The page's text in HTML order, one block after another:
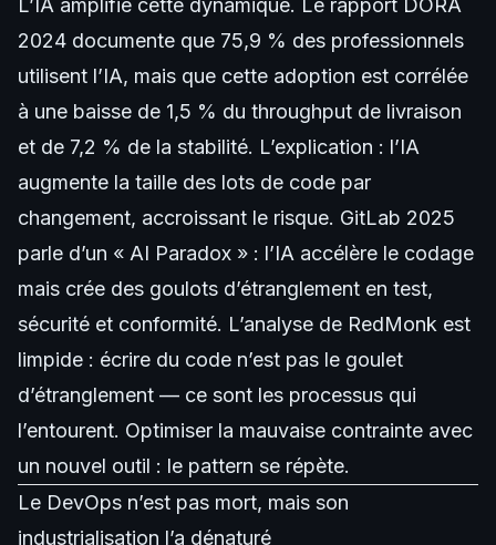
L’IA amplifie cette dynamique. Le rapport DORA
2024 documente que 75,9 % des professionnels
utilisent l’IA, mais que cette adoption est corrélée
à une baisse de 1,5 % du throughput de livraison
et de 7,2 % de la stabilité. L’explication : l’IA
augmente la taille des lots de code par
changement, accroissant le risque. GitLab 2025
parle d’un « AI Paradox » : l’IA accélère le codage
mais crée des goulots d’étranglement en test,
sécurité et conformité. L’analyse de RedMonk est
limpide : écrire du code n’est pas le goulet
d’étranglement — ce sont les processus qui
l’entourent. Optimiser la mauvaise contrainte avec
un nouvel outil : le pattern se répète.
Le DevOps n’est pas mort, mais son
industrialisation l’a dénaturé